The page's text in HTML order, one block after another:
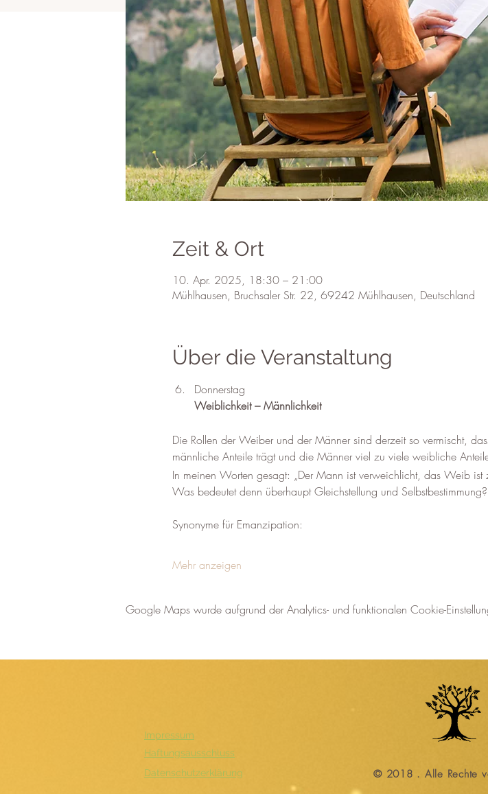
Zeit & Ort
10. Apr. 2025, 18:30 – 21:00
Mühlhausen, Bruchsaler Str. 22, 69242 Mühlhausen, Deutschland
Über die Veranstaltung
Donnerstag
Weiblichkeit – Männlichkeit
Die Rollen der Weiber und der Männer sind derzeit so vermischt,
männliche Anteile trägt und die Männer viel zu viele weibliche
In meinen Worten gesagt: „Der Mann ist verweichlicht, das Weib
Was bedeutet denn überhaupt Gleichstellung und
Synonyme für Emanzipation:
Mehr anzeigen
Google Maps wurde aufgrund der Analytics- und funktionalen Cookie-
Impressum
Haftungsausschluss
© 2018 . Alle Rechte
Datenschutzerklärung